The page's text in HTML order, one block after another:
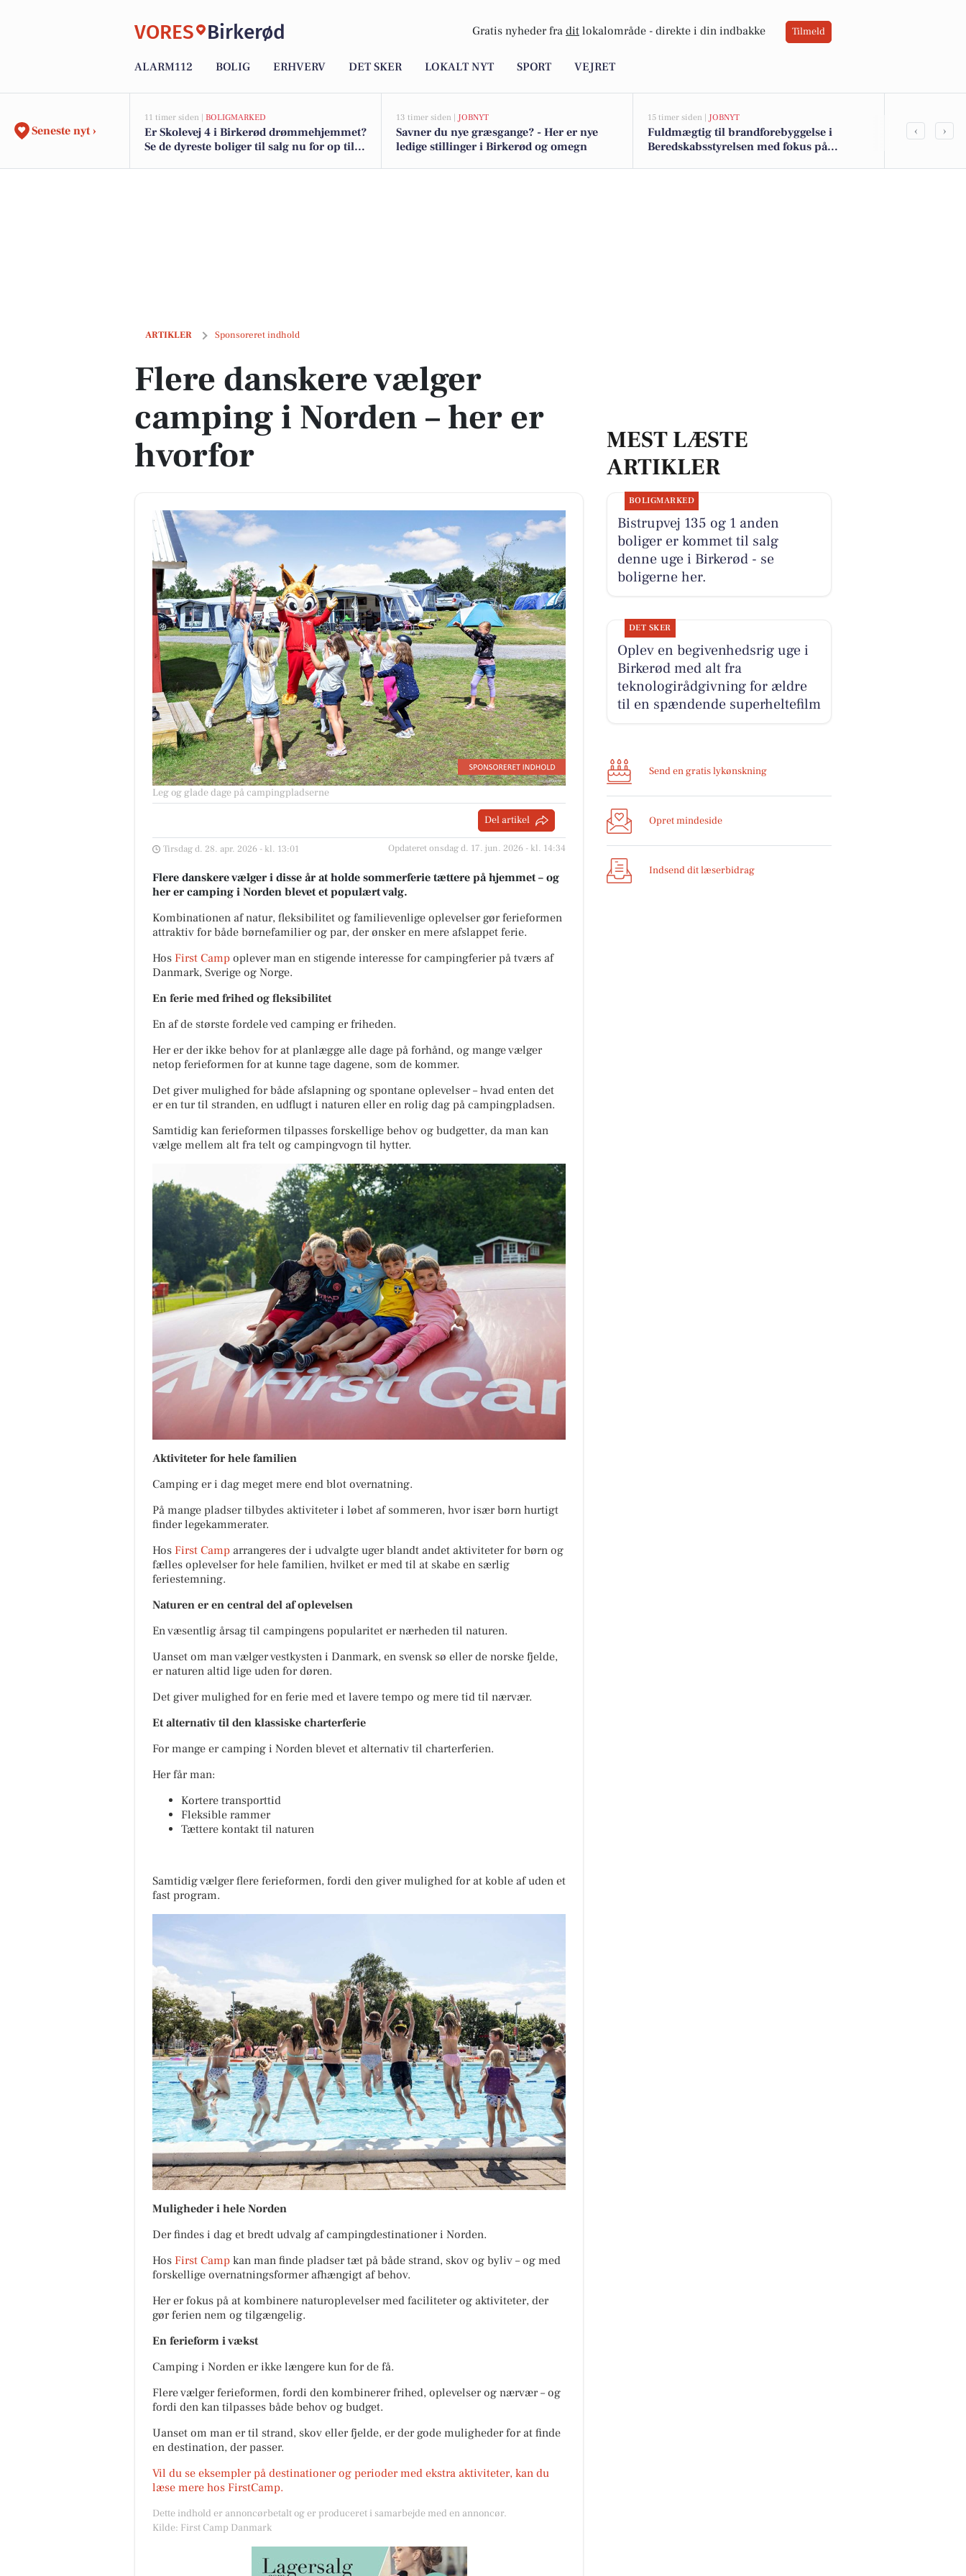
VORES Birkerød Gratis nyheder fra dit lokalområde - direkte i din indbakke Tilmeld
ALARM112 BOLIG ERHVERV DET SKER LOKALT NYT SPORT VEJRET
Seneste nyt ›
11 timer siden | BOLIGMARKED
Er Skolevej 4 i Birkerød drømmehjemmet?
Se de dyreste boliger til salg nu for op til
13 timer siden | JOBNYT
Savner du nye græsgange? - Her er nye
ledige stillinger i Birkerød og omegn
15 timer siden | JOBNYT
Fuldmægtig til brandforebyggelse i
Beredskabsstyrelsen med fokus på
Sol og lidt
‹ ›
ARTIKLER Sponsoreret indhold
Flere danskere vælger camping i Norden – her er hvorfor
Flere danskere vælger
camping i Norden – her er
hvorfor
Leg og glade dage på campingpladserne
Del artikel
Tirsdag d. 28. apr. 2026 - kl. 13:01 Opdateret onsdag d. 17. jun. 2026 - kl. 14:34
Flere danskere vælger i disse år at holde sommerferie tættere på hjemmet – og
her er camping i Norden blevet et populært valg.
Kombinationen af natur, fleksibilitet og familievenlige oplevelser gør ferieformen
attraktiv for både børnefamilier og par, der ønsker en mere afslappet ferie.
Hos First Camp oplever man en stigende interesse for campingferier på tværs af
Danmark, Sverige og Norge.
En ferie med frihed og fleksibilitet
En af de største fordele ved camping er friheden.
Her er der ikke behov for at planlægge alle dage på forhånd, og mange vælger
netop ferieformen for at kunne tage dagene, som de kommer.
Det giver mulighed for både afslapning og spontane oplevelser – hvad enten det
er en tur til stranden, en udflugt i naturen eller en rolig dag på campingpladsen.
Samtidig kan ferieformen tilpasses forskellige behov og budgetter, da man kan
vælge mellem alt fra telt og campingvogn til hytter.
Aktiviteter for hele familien
Camping er i dag meget mere end blot overnatning.
På mange pladser tilbydes aktiviteter i løbet af sommeren, hvor især børn hurtigt
finder legekammerater.
Hos First Camp arrangeres der i udvalgte uger blandt andet aktiviteter for børn og
fælles oplevelser for hele familien, hvilket er med til at skabe en særlig
feriestemning.
Naturen er en central del af oplevelsen
En væsentlig årsag til campingens popularitet er nærheden til naturen.
Uanset om man vælger vestkysten i Danmark, en svensk sø eller de norske fjelde,
er naturen altid lige uden for døren.
Det giver mulighed for en ferie med et lavere tempo og mere tid til nærvær.
Et alternativ til den klassiske charterferie
For mange er camping i Norden blevet et alternativ til charterferien.
Her får man:
Kortere transporttid
Fleksible rammer
Tættere kontakt til naturen
Samtidig vælger flere ferieformen, fordi den giver mulighed for at koble af uden et
fast program.
Muligheder i hele Norden
Der findes i dag et bredt udvalg af campingdestinationer i Norden.
Hos First Camp kan man finde pladser tæt på både strand, skov og byliv – og med
forskellige overnatningsformer afhængigt af behov.
Her er fokus på at kombinere naturoplevelser med faciliteter og aktiviteter, der
gør ferien nem og tilgængelig.
En ferieform i vækst
Camping i Norden er ikke længere kun for de få.
Flere vælger ferieformen, fordi den kombinerer frihed, oplevelser og nærvær – og
fordi den kan tilpasses både behov og budget.
Uanset om man er til strand, skov eller fjelde, er der gode muligheder for at finde
en destination, der passer.
Vil du se eksempler på destinationer og perioder med ekstra aktiviteter, kan du
læse mere hos FirstCamp.
Dette indhold er annoncørbetalt og er produceret i samarbejde med en annoncør.
Kilde: First Camp Danmark
MEST LÆSTE
ARTIKLER
BOLIGMARKED
Bistrupvej 135 og 1 anden
boliger er kommet til salg
denne uge i Birkerød - se
boligerne her.
DET SKER
Oplev en begivenhedsrig uge i
Birkerød med alt fra
teknologirådgivning for ældre
til en spændende superheltefilm
Send en gratis lykønskning
Opret mindeside
Indsend dit læserbidrag